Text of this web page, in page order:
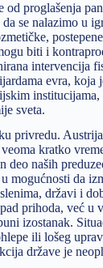
od proglašenja
se nalazimo u
biti i
intervencija
evra, koja
institucijama,
sveta.
privredu.
kratko
deo naših
mogućnosti da
državi i
prihoda, već u
izostanak.
ili lošeg
države je